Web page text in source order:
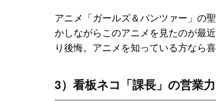
アニメ「ガールズ＆パンツァー」の
かしながらこのアニメを見たのが最
り後悔。アニメを知っている方なら
3）看板ネコ「課長」の営業